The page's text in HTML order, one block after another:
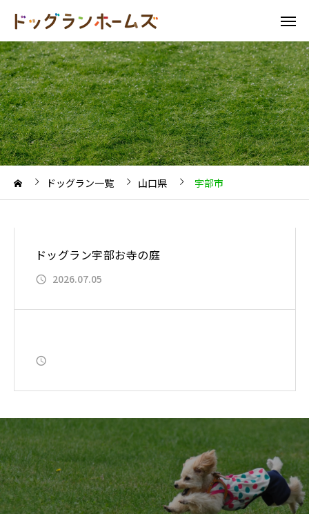
ドッグラン一覧 山口県 宇部市
ドッグラン宇部お寺の庭
2026.07.05